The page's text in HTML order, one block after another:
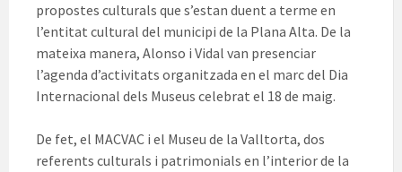
propostes culturals que s’estan duent a terme en
l’entitat cultural del municipi de la Plana Alta. De la
mateixa manera, Alonso i Vidal van presenciar
l’agenda d’activitats organitzada en el marc del Dia
Internacional dels Museus celebrat el 18 de maig.
De fet, el MACVAC i el Museu de la Valltorta, dos
referents culturals i patrimonials en l’interior de la